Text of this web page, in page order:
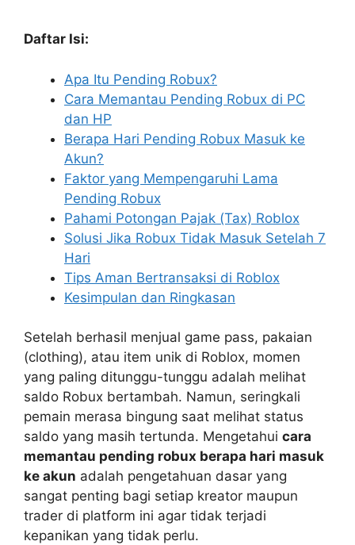
Daftar Isi:
Apa Itu Pending Robux?
Cara Memantau Pending Robux di PC
dan HP
Berapa Hari Pending Robux Masuk ke
Akun?
Faktor yang Mempengaruhi Lama
Pending Robux
Pahami Potongan Pajak (Tax) Roblox
Solusi Jika Robux Tidak Masuk Setelah 7
Hari
Tips Aman Bertransaksi di Roblox
Kesimpulan dan Ringkasan
Setelah berhasil menjual game pass, pakaian
(clothing), atau item unik di Roblox, momen
yang paling ditunggu-tunggu adalah melihat
saldo Robux bertambah. Namun, seringkali
pemain merasa bingung saat melihat status
saldo yang masih tertunda. Mengetahui cara
memantau pending robux berapa hari masuk
ke akun adalah pengetahuan dasar yang
sangat penting bagi setiap kreator maupun
trader di platform ini agar tidak terjadi
kepanikan yang tidak perlu.